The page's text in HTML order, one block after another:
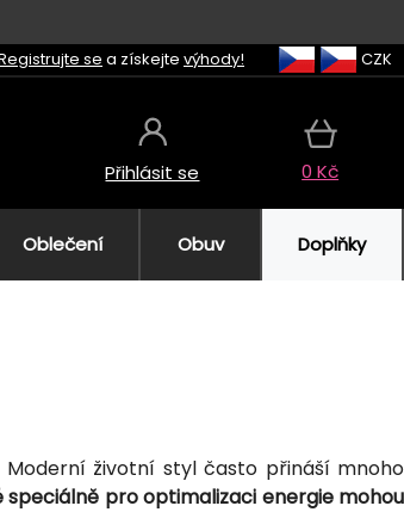
se a získejte výhody! CZK
Přihlásit se 0 Kč
Oblečení Obuv Doplňky
Moderní životní styl často přináší mnoho
pro optimalizaci energie mohou